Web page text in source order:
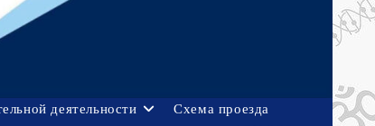
деятельности
Схема проезда